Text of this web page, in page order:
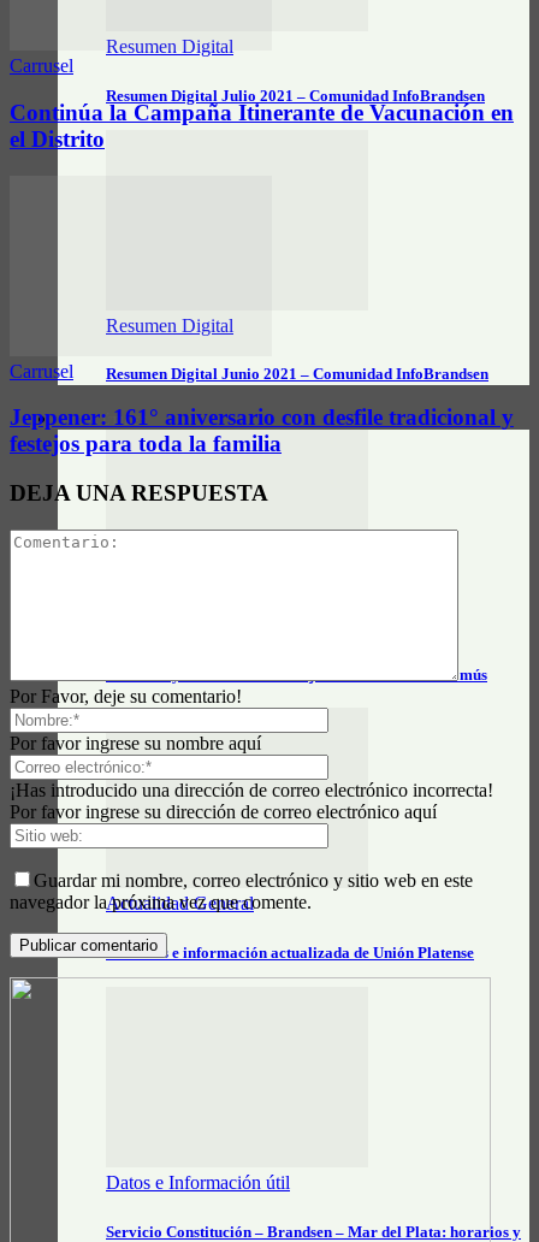
Resumen Digital
Resumen Digital Julio 2021 – Comunidad InfoBrandsen
Resumen Digital
Resumen Digital Junio 2021 – Comunidad InfoBrandsen
DATOS ÚTILES
Horarios y tarifas del tren Alejandro Korn – Chascomús
Actualidad General
Horarios e información actualizada de Unión Platense
Datos e Información útil
Servicio Constitución – Brandsen – Mar del Plata: horarios y
Carrusel
Continúa la Campaña Itinerante de Vacunación en
el Distrito
Carrusel
Jeppener: 161° aniversario con desfile tradicional y
festejos para toda la familia
DEJA UNA RESPUESTA
Por Favor, deje su comentario!
Por favor ingrese su nombre aquí
¡Has introducido una dirección de correo electrónico incorrecta!
Por favor ingrese su dirección de correo electrónico aquí
Guardar mi nombre, correo electrónico y sitio web en este
navegador la próxima vez que comente.